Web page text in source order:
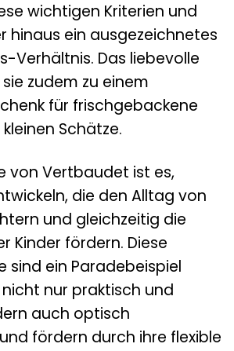
wichtigen Kriterien und
hinaus ein ausgezeichnetes
Verhältnis. Das liebevolle
zudem zu einem
für frischgebackene
Schätze.
von Vertbaudet ist es,
die den Alltag von
und gleichzeitig die
Kinder fördern. Diese
sind ein Paradebeispiel
nicht nur praktisch und
auch optisch
fördern durch ihre flexible